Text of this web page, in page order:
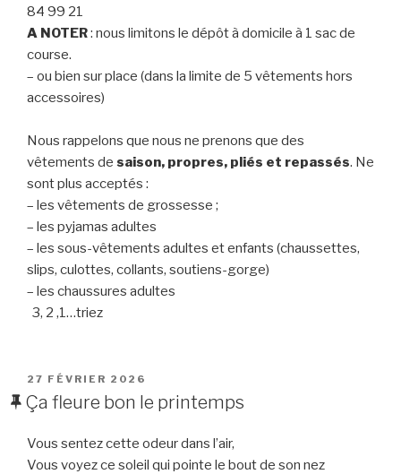
84 99 21
A NOTER: nous limitons le dépôt à domicile à 1 sac de
course.
– ou bien sur place (dans la limite de 5 vêtements hors
accessoires)
Nous rappelons que nous ne prenons que des
vêtements de saison, propres, pliés et repassés. Ne
sont plus acceptés :
– les vêtements de grossesse ;
– les pyjamas adultes
– les sous-vêtements adultes et enfants (chaussettes,
slips, culottes, collants, soutiens-gorge)
– les chaussures adultes
3, 2 ,1…triez
PUBLIÉ
LE
27 FÉVRIER 2026
Ça fleure bon le printemps
Vous sentez cette odeur dans l’air,
Vous voyez ce soleil qui pointe le bout de son nez